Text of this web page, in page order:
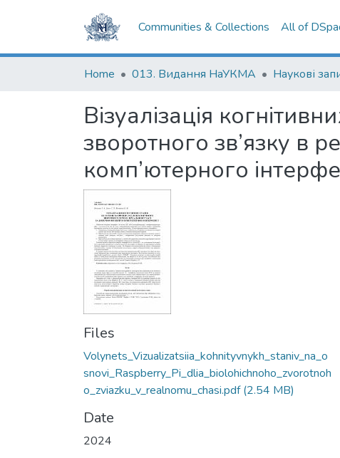
Communities & Collections All of
Home 013. Видання НаУКМА
Візуалізація
зворотного зв’язку в
комп’ютерного
Files
Volynets_Vizualizatsiia_kohnityvnykh_staniv_na_o
snovi_Raspberry_Pi_dlia_biolohichnoho_zvorotnoh
o_zviazku_v_realnomu_chasi.pdf(2.54 MB)
Date
2024